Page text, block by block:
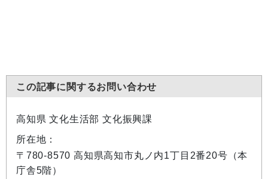
この記事に関するお問い合わせ
高知県 文化生活部 文化振興課
所在地：
〒780-8570 高知県高知市丸ノ内1丁目2番20号（本
庁舎5階）